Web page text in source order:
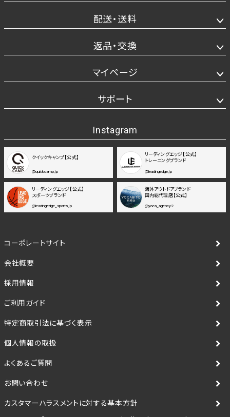
配送・送料
返品・交換
マイページ
サポート
Instagram
クイックキャンプ【公式】
@quickcamp.jp
リーディングエッジ【公式】
トレーニングブランド
@leadingedge.jp
リーディングエッジ【公式】
スポーツブランド
@leadingedge_sports.jp
海外アウトドアブランド
国内総代理店【公式】
@yoca_agency2
コーポレートサイト
会社概要
採用情報
ご利用ガイド
特定商取引法に基づく表示
個人情報の取扱
よくあるご質問
お問い合わせ
カスタマーハラスメントに対する基本方針